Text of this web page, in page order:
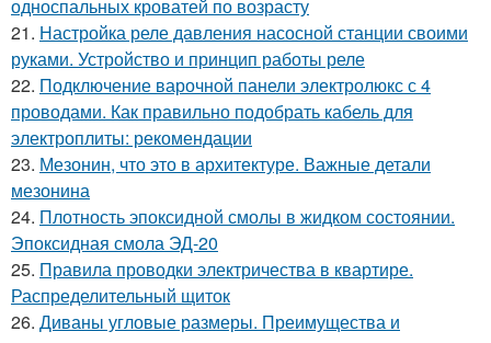
односпальных кроватей по возрасту
21. Настройка реле давления насосной станции своими
руками. Устройство и принцип работы реле
22. Подключение варочной панели электролюкс с 4
проводами. Как правильно подобрать кабель для
электроплиты: рекомендации
23. Мезонин, что это в архитектуре. Важные детали
мезонина
24. Плотность эпоксидной смолы в жидком состоянии.
Эпоксидная смола ЭД-20
25. Правила проводки электричества в квартире.
Распределительный щиток
26. Диваны угловые размеры. Преимущества и